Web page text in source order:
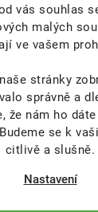
vás souhlas
malých
ve vašem
stránky
správně a
že nám ho
se k
citlivě a slušně.
Nastavení
Hulín
budeme zasílat